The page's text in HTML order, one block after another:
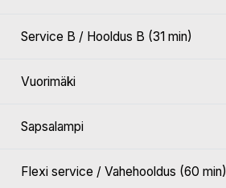
Service B / Hooldus B (31 min)
Vuorimäki
Sapsalampi
Flexi service / Vahehooldus (60 min)